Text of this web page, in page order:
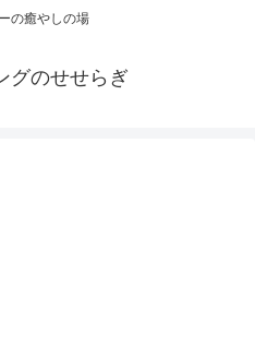
の癒やしの場
グのせせらぎ